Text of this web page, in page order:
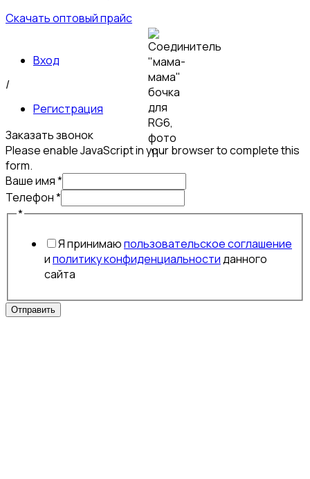
Скачать оптовый прайс
Вход
/
Регистрация
Заказать звонок
Please enable JavaScript in your browser to complete this
form.
Ваше имя*
Телефон*
Телефон
*
Я принимаюпользовательское соглашение
иполитику конфиденциальностиданного
сайта
Отправить